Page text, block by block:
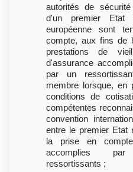
autorités de
d'un premier Etat
européenne sont
compte, aux fins de
prestations de
d'assurance
par un
membre lorsque, en
conditions de
compétentes
convention
entre le premier Etat
la prise en
accomplies
ressortissants ;